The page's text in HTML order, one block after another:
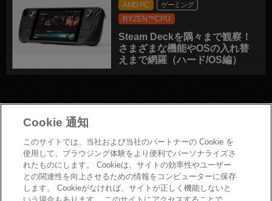
AMD PC
ゲーミング
RYZEN™CPU
Steam Deckを隅々まで観察！
さまざまな機能やOSの入れ替
えまで網羅（ハード/OS編）
お問い合わせ
Copyright
プライバシーポリシー
Cookieポリシー
Cookie 通知
このサイトでは、当社および当社のパートナーの Cookie を
使用して、ブラウジング体験をより便利でパーソナライズさ
れたものにします。 Cookieは、サイトの効率性やユーザー
との関連性を向上させるための情報をコンピューターに保存
します。 Cookieがなければ、サイトが正しく機能しないと